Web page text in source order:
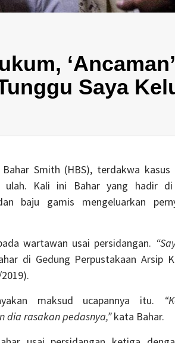
Saya
Smith (HBS), terdakwa kasus
Kali ini Bahar yang hadir di
baju gamis mengeluarkan
wartawan usai persidangan.
di Gedung Perpustakaan Arsip
maksud ucapannya itu.
rasakan pedasnya,”kata Bahar.